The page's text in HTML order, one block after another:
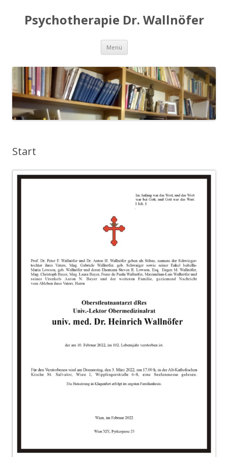
Psychotherapie Dr. Wallnöfer
Menü Springe
Inhalt
Start